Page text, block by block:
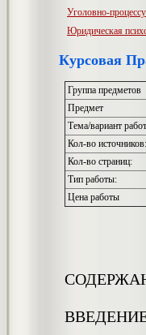
Уголовно-
Юридическая
Курсовая
Группа предметов
Предмет
Тема/вариант
Кол-во источников:
Кол-во страниц:
Тип работы:
Цена работы